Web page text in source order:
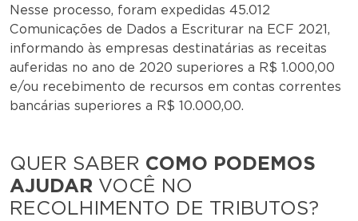
Nesse processo, foram expedidas 45.012
Comunicações de Dados a Escriturar na ECF 2021,
informando às empresas destinatárias as receitas
auferidas no ano de 2020 superiores a R$ 1.000,00
e/ou recebimento de recursos em contas correntes
bancárias superiores a R$ 10.000,00.
QUER SABER COMO PODEMOS
AJUDAR VOCÊ NO
RECOLHIMENTO DE TRIBUTOS?